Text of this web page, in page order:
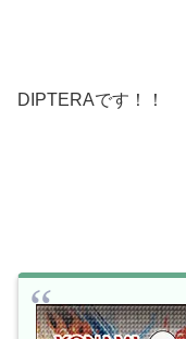
DIPTERAです！！